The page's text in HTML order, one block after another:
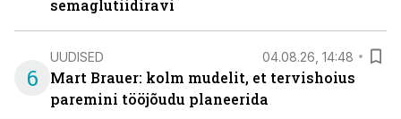
semaglutiidiravi
6
UUDISED 04.08.26, 14:48
Mart Brauer: kolm mudelit, et tervishoius
paremini tööjõudu planeerida